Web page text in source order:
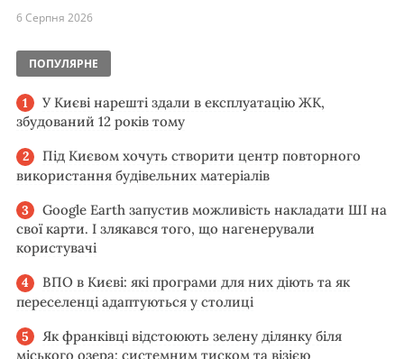
6 Серпня 2026
ПОПУЛЯРНЕ
У Києві нарешті здали в експлуатацію ЖК,
збудований 12 років тому
Під Києвом хочуть створити центр повторного
використання будівельних матеріалів
Google Earth запустив можливість накладати ШІ на
свої карти. І злякався того, що нагенерували
користувачі
ВПО в Києві: які програми для них діють та як
переселенці адаптуються у столиці
Як франківці відстоюють зелену ділянку біля
міського озера: системним тиском та візією